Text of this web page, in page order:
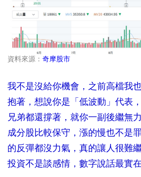
資料來源： 奇摩股市
我不是沒給你機會，之前高檔我
抱著，想說你是「低波動」代表
兄弟都還撐著，就你一副後繼無
成分股比較保守，漲的慢也不是
的反彈都沒力氣，真的讓人很難
投資不是談感情，數字說話最實在